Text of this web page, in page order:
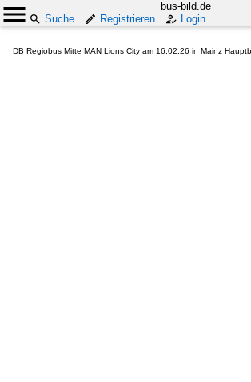
bus-bild.de
Suche
Registrieren Login
DB Regiobus Mitte MAN Lions City am 16.02.26 in Mainz